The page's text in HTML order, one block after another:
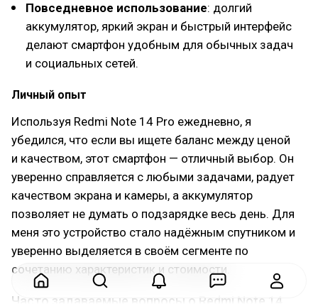
Повседневное использование: долгий
аккумулятор, яркий экран и быстрый интерфейс
делают смартфон удобным для обычных задач
и социальных сетей.
Личный опыт
Используя Redmi Note 14 Pro ежедневно, я
убедился, что если вы ищете баланс между ценой
и качеством, этот смартфон — отличный выбор. Он
уверенно справляется с любыми задачами, радует
качеством экрана и камеры, а аккумулятор
позволяет не думать о подзарядке весь день. Для
меня это устройство стало надёжным спутником и
уверенно выделяется в своём сегменте по
сочетанию характеристик и стоимости.
Часто задаваемые вопросы о Redmi Note 14